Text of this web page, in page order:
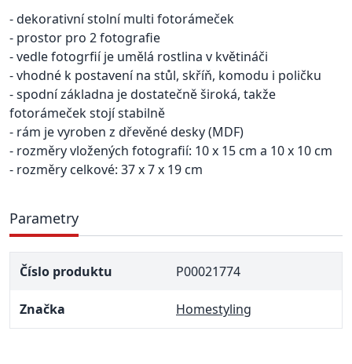
- dekorativní stolní multi fotorámeček
- prostor pro 2 fotografie
- vedle fotogrfií je umělá rostlina v květináči
- vhodné k postavení na stůl, skříň, komodu i poličku
- spodní základna je dostatečně široká, takže
fotorámeček stojí stabilně
- rám je vyroben z dřevěné desky (MDF)
- rozměry vložených fotografií: 10 x 15 cm a 10 x 10 cm
- rozměry celkové: 37 x 7 x 19 cm
Parametry
Číslo produktu P00021774
Značka Homestyling